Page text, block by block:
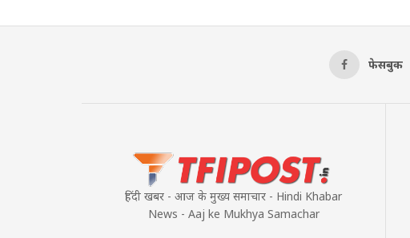
फेसबुक
हिंदी खबर - आज के मुख्य समाचार - Hindi Khabar
News - Aaj ke Mukhya Samachar